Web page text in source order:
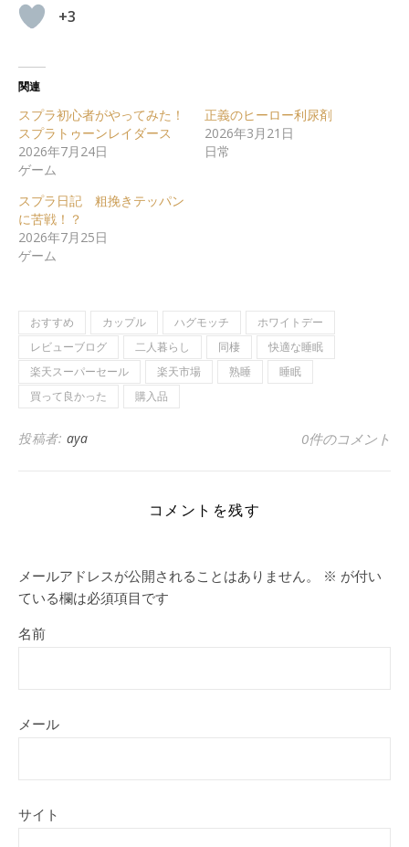
+3
関連
スプラ初心者がやってみた！
スプラトゥーンレイダース
2026年7月24日
ゲーム
正義のヒーロー利尿剤
2026年3月21日
日常
スプラ日記 粗挽きテッパン
に苦戦！？
2026年7月25日
ゲーム
おすすめ カップル ハグモッチ
ホワイトデー
レビューブログ
二人暮らし 同棲
快適な睡眠
楽天スーパーセール
楽天市場 熟睡
睡眠
買って良かった
購入品
投稿者: aya 0件のコメント
コメントを残す
メールアドレスが公開されることはありません。 ※ が付い
ている欄は必須項目です
名前
メール
サイト